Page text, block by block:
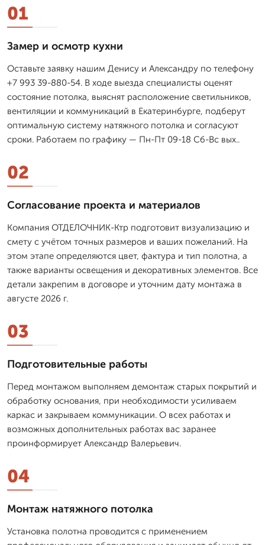
01
Замер и осмотр кухни
Оставьте заявку нашим Денису и Александру по телефону
+7 993 39-880-54. В ходе выезда специалисты оценят
состояние потолка, выяснят расположение светильников,
вентиляции и коммуникаций в Екатеринбурге, подберут
оптимальную систему натяжного потолка и согласуют
сроки. Работаем по графику — Пн-Пт 09-18 Сб-Вс вых..
02
Согласование проекта и материалов
Компания ОТДЕЛОЧНИК-Ктр подготовит визуализацию и
смету с учётом точных размеров и ваших пожеланий. На
этом этапе определяются цвет, фактура и тип полотна, а
также варианты освещения и декоративных элементов. Все
детали закрепим в договоре и уточним дату монтажа в
августе 2026 г.
03
Подготовительные работы
Перед монтажом выполняем демонтаж старых покрытий и
обработку основания, при необходимости усиливаем
каркас и закрываем коммуникации. О всех работах и
возможных дополнительных работах вас заранее
проинформирует Александр Валерьевич.
04
Монтаж натяжного потолка
Установка полотна проводится с применением